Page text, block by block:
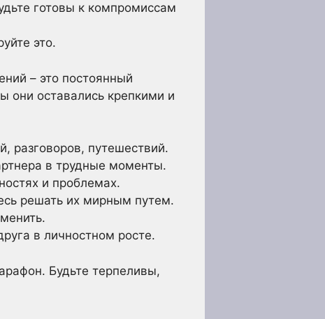
готовы к компромиссам
это.
– это постоянный
они оставались крепкими и
разговоров, путешествий.
в трудные моменты.
и проблемах.
решать их мирным путем.
в личностном росте.
Будьте терпеливы,